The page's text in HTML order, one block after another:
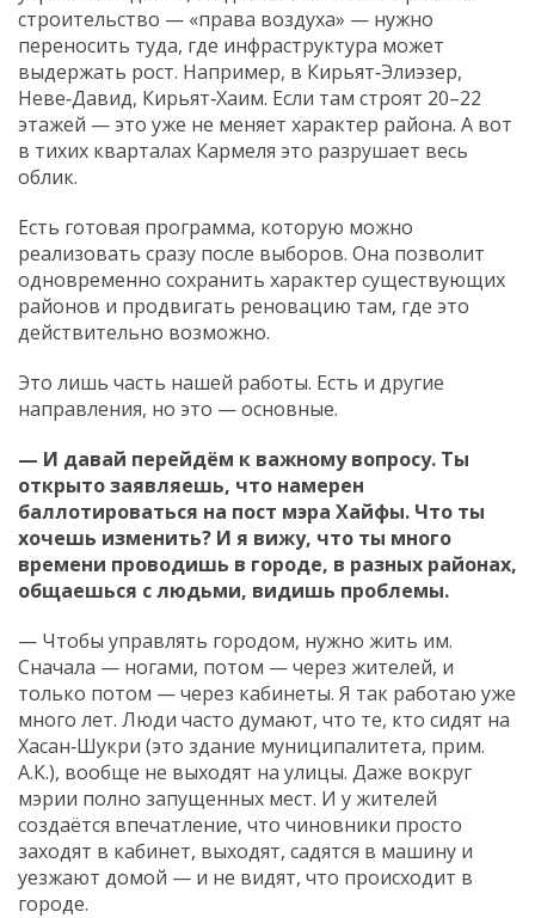
строительство — «права воздуха» — нужно
переносить туда, где инфраструктура может
выдержать рост. Например, в Кирьят‑Элиэзер,
Неве‑Давид, Кирьят‑Хаим. Если там строят 20–22
этажей — это уже не меняет характер района. А вот
в тихих кварталах Кармеля это разрушает весь
облик.
Есть готовая программа, которую можно
реализовать сразу после выборов. Она позволит
одновременно сохранить характер существующих
районов и продвигать реновацию там, где это
действительно возможно.
Это лишь часть нашей работы. Есть и другие
направления, но это — основные.
— И давай перейдём к важному вопросу. Ты
открыто заявляешь, что намерен
баллотироваться на пост мэра Хайфы. Что ты
хочешь изменить? И я вижу, что ты много
времени проводишь в городе, в разных районах,
общаешься с людьми, видишь проблемы.
— Чтобы управлять городом, нужно жить им.
Сначала — ногами, потом — через жителей, и
только потом — через кабинеты. Я так работаю уже
много лет. Люди часто думают, что те, кто сидят на
Хасан‑Шукри (это здание муниципалитета, прим.
А.К.), вообще не выходят на улицы. Даже вокруг
мэрии полно запущенных мест. И у жителей
создаётся впечатление, что чиновники просто
заходят в кабинет, выходят, садятся в машину и
уезжают домой — и не видят, что происходит в
городе.